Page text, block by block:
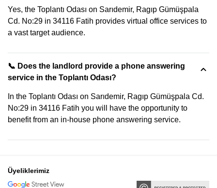
Yes, the Toplantı Odası on Sarıdemir, Ragıp Gümüşpala
Cd. No:29 in 34116 Fatih provides virtual office services to
a vast target audience.
📞 Does the landlord provide a phone answering
service in the Toplantı Odası?
In the Toplantı Odası on Sarıdemir, Ragıp Gümüşpala Cd.
No:29 in 34116 Fatih you will have the opportunity to
benefit from an in-house phone answering service.
Üyeliklerimiz